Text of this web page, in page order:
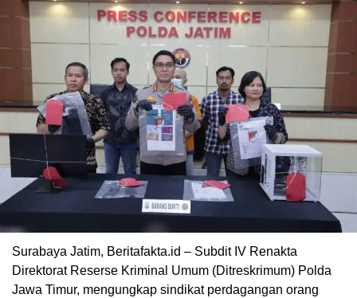
Surabaya Jatim, Beritafakta.id – Subdit IV Renakta
Direktorat Reserse Kriminal Umum (Ditreskrimum) Polda
Jawa Timur, mengungkap sindikat perdagangan orang